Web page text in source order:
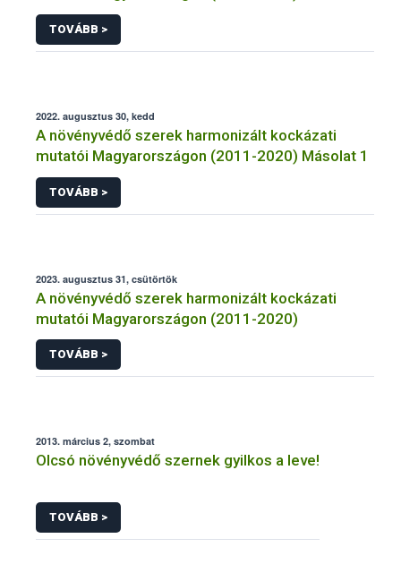
TOVÁBB >
2022. augusztus 30, kedd
A növényvédő szerek harmonizált kockázati
mutatói Magyarországon (2011-2020) Másolat 1
TOVÁBB >
2023. augusztus 31, csütörtök
A növényvédő szerek harmonizált kockázati
mutatói Magyarországon (2011-2020)
TOVÁBB >
2013. március 2, szombat
Olcsó növényvédő szernek gyilkos a leve!
TOVÁBB >